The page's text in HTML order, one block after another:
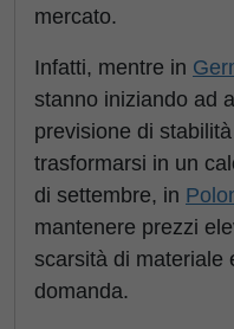
mercato.
Infatti, mentre in
stanno iniziando ad
previsione di
trasformarsi in un
di settembre, in
mantenere prezzi
scarsità di materiale
domanda.